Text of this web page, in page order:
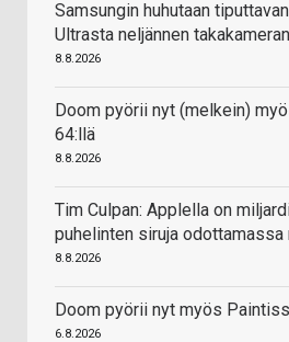
Samsungin huhutaan
Ultrasta neljännen
8.8.2026
Doom pyörii nyt (melkein)
64:llä
8.8.2026
Tim Culpan: Applella on
puhelinten siruja
8.8.2026
Doom pyörii nyt myös
6.8.2026